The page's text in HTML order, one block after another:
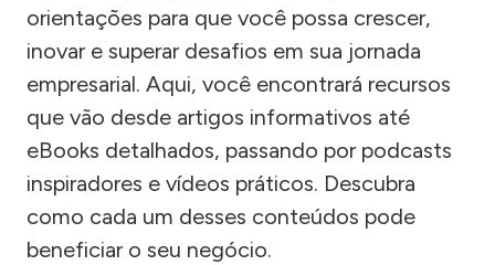
orientações para que você possa crescer,
inovar e superar desafios em sua jornada
empresarial. Aqui, você encontrará recursos
que vão desde artigos informativos até
eBooks detalhados, passando por podcasts
inspiradores e vídeos práticos. Descubra
como cada um desses conteúdos pode
beneficiar o seu negócio.